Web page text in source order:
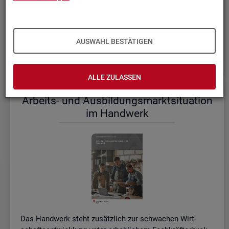
AUSWAHL BESTÄTIGEN
ALLE ZULASSEN
einem etwas er­höh­ten Ni­veau.
lich im ak­tu­el­len
Mo­nats­be­richt (PDF, 2MB)be­reit.
Ar­beits- und Aus­bil­dungs­markt­si­tua­ti­on
im Hand­werk
Das Hand­werk steht zu­sätz­lich zur schwa­chen Wirt­